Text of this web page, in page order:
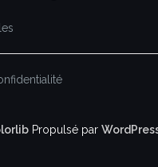
Propulsé par